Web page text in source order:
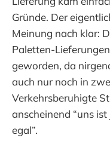
Gründe. Der
Meinung nach klar:
Paletten-
geworden, da
auch nur noch in
Verkehrsberuhigte
anscheinend “uns
egal”.